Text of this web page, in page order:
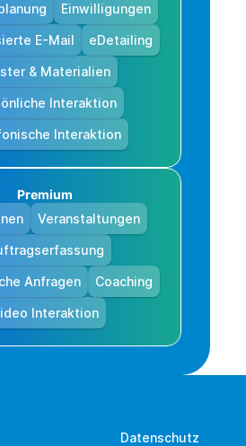
Einwilligungen
E-Mail eDetailing
& Materialien
Interaktion
Interaktion
Premium
Veranstaltungen
Anfragen Coaching
Interaktion
Datenschutz